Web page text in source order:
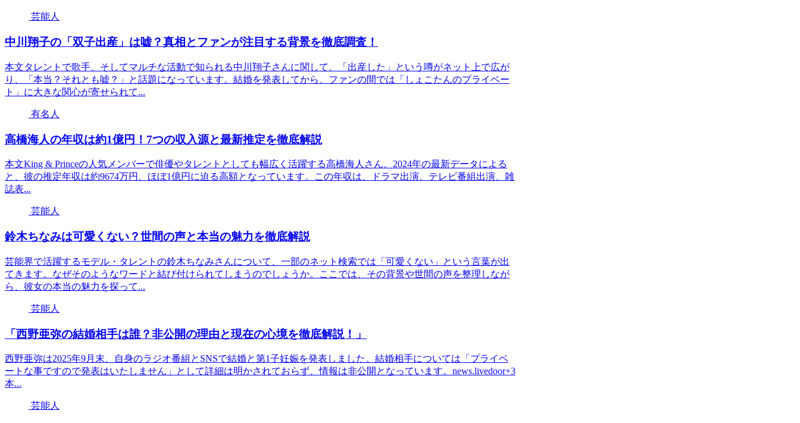
芸能人
中川翔子の「双子出産」は嘘？真相とファンが注目する背景を徹底調査！
本文タレントで歌手、そしてマルチな活動で知られる中川翔子さんに関して、「出産した」という噂がネット上で広が
り、「本当？それとも嘘？」と話題になっています。結婚を発表してから、ファンの間では「しょこたんのプライベー
ト」に大きな関心が寄せられて...
有名人
高橋海人の年収は約1億円！7つの収入源と最新推定を徹底解説
本文King & Princeの人気メンバーで俳優やタレントとしても幅広く活躍する高橋海人さん。2024年の最新データによる
と、彼の推定年収は約9674万円、ほぼ1億円に迫る高額となっています。この年収は、ドラマ出演、テレビ番組出演、雑
誌表...
芸能人
鈴木ちなみは可愛くない？世間の声と本当の魅力を徹底解説
芸能界で活躍するモデル・タレントの鈴木ちなみさんについて、一部のネット検索では「可愛くない」という言葉が出
てきます。なぜそのようなワードと結び付けられてしまうのでしょうか。ここでは、その背景や世間の声を整理しなが
ら、彼女の本当の魅力を探って...
芸能人
「西野亜弥の結婚相手は誰？非公開の理由と現在の心境を徹底解説！」
西野亜弥は2025年9月末、自身のラジオ番組とSNSで結婚と第1子妊娠を発表しました。結婚相手については「プライベ
ートな事ですので発表はいたしません」として詳細は明かされておらず、情報は非公開となっています。news.livedoor+3
本...
芸能人